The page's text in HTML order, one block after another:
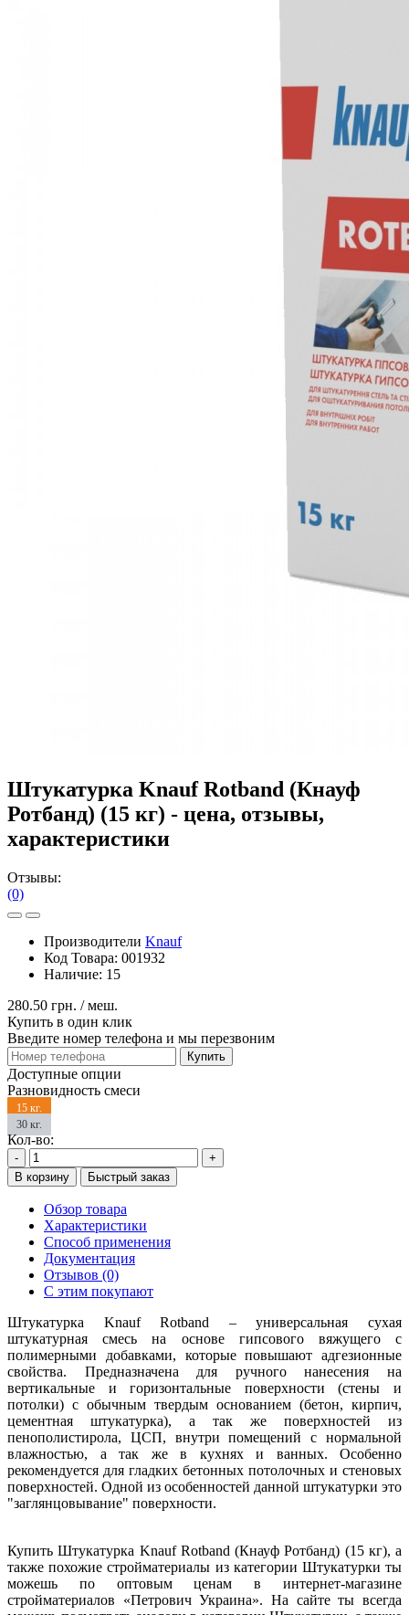
Штукатурка Knauf Rotband (Кнауф
Ротбанд) (15 кг) - цена, отзывы,
характеристики
Отзывы:
(0)
Производители Knauf
Код Товара: 001932
Наличие: 15
280.50 грн. / меш.
Купить в один клик
Введите номер телефона и мы перезвоним
Купить
Доступные опции
Разновидность смеси
15 кг.
30 кг.
Кол-во:
-
+
В корзину
Быстрый заказ
Обзор товара
Характеристики
Способ применения
Документация
Отзывов (0)
С этим покупают
Штукатурка Knauf Rotband – универсальная сухая
штукатурная смесь на основе гипсового вяжущего с
полимерными добавками, которые повышают адгезионные
свойства. Предназначена для ручного нанесения на
вертикальные и горизонтальные поверхности (стены и
потолки) с обычным твердым основанием (бетон, кирпич,
цементная штукатурка), а так же поверхностей из
пенополистирола, ЦСП, внутри помещений с нормальной
влажностью, а так же в кухнях и ванных. Особенно
рекомендуется для гладких бетонных потолочных и стеновых
поверхностей. Одной из особенностей данной штукатурки это
"заглянцовывание" поверхности.
Купить Штукатурка Knauf Rotband (Кнауф Ротбанд) (15 кг), а
также похожие стройматериалы из категории Штукатурки ты
можешь по оптовым ценам в интернет-магазине
стройматериалов «Петрович Украина». На сайте ты всегда